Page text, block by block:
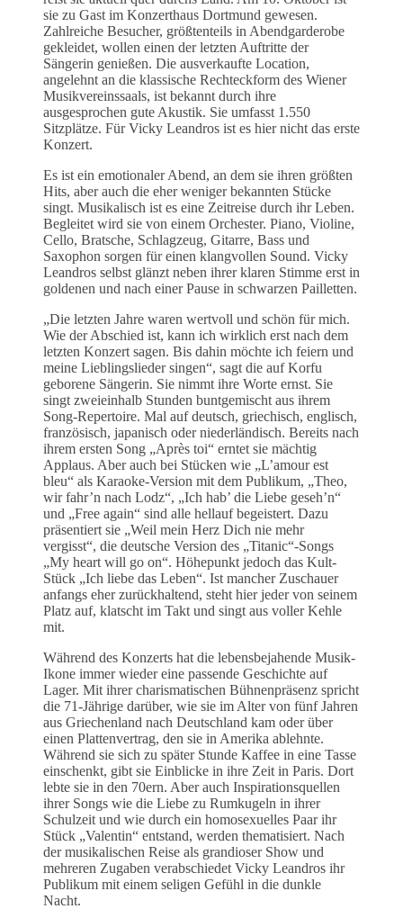
sie zu Gast im Konzerthaus Dortmund gewesen.
Zahlreiche Besucher, größtenteils in Abendgarderobe
gekleidet, wollen einen der letzten Auftritte der
Sängerin genießen. Die ausverkaufte Location,
angelehnt an die klassische Rechteckform des Wiener
Musikvereinssaals, ist bekannt durch ihre
ausgesprochen gute Akustik. Sie umfasst 1.550
Sitzplätze. Für Vicky Leandros ist es hier nicht das erste
Konzert.
Es ist ein emotionaler Abend, an dem sie ihren größten
Hits, aber auch die eher weniger bekannten Stücke
singt. Musikalisch ist es eine Zeitreise durch ihr Leben.
Begleitet wird sie von einem Orchester. Piano, Violine,
Cello, Bratsche, Schlagzeug, Gitarre, Bass und
Saxophon sorgen für einen klangvollen Sound. Vicky
Leandros selbst glänzt neben ihrer klaren Stimme erst in
goldenen und nach einer Pause in schwarzen Pailletten.
„Die letzten Jahre waren wertvoll und schön für mich.
Wie der Abschied ist, kann ich wirklich erst nach dem
letzten Konzert sagen. Bis dahin möchte ich feiern und
meine Lieblingslieder singen“, sagt die auf Korfu
geborene Sängerin. Sie nimmt ihre Worte ernst. Sie
singt zweieinhalb Stunden buntgemischt aus ihrem
Song-Repertoire. Mal auf deutsch, griechisch, englisch,
französisch, japanisch oder niederländisch. Bereits nach
ihrem ersten Song „Après toi“ erntet sie mächtig
Applaus. Aber auch bei Stücken wie „L’amour est
bleu“ als Karaoke-Version mit dem Publikum, „Theo,
wir fahr’n nach Lodz“, „Ich hab’ die Liebe geseh’n“
und „Free again“ sind alle hellauf begeistert. Dazu
präsentiert sie „Weil mein Herz Dich nie mehr
vergisst“, die deutsche Version des „Titanic“-Songs
„My heart will go on“. Höhepunkt jedoch das Kult-
Stück „Ich liebe das Leben“. Ist mancher Zuschauer
anfangs eher zurückhaltend, steht hier jeder von seinem
Platz auf, klatscht im Takt und singt aus voller Kehle
mit.
Während des Konzerts hat die lebensbejahende Musik-
Ikone immer wieder eine passende Geschichte auf
Lager. Mit ihrer charismatischen Bühnenpräsenz spricht
die 71-Jährige darüber, wie sie im Alter von fünf Jahren
aus Griechenland nach Deutschland kam oder über
einen Plattenvertrag, den sie in Amerika ablehnte.
Während sie sich zu später Stunde Kaffee in eine Tasse
einschenkt, gibt sie Einblicke in ihre Zeit in Paris. Dort
lebte sie in den 70ern. Aber auch Inspirationsquellen
ihrer Songs wie die Liebe zu Rumkugeln in ihrer
Schulzeit und wie durch ein homosexuelles Paar ihr
Stück „Valentin“ entstand, werden thematisiert. Nach
der musikalischen Reise als grandioser Show und
mehreren Zugaben verabschiedet Vicky Leandros ihr
Publikum mit einem seligen Gefühl in die dunkle
Nacht.